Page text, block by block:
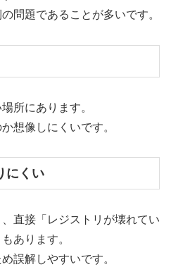
問題であることが多いです。
所にあります。
想像しにくいです。
にくい
直接「レジストリが壊れてい
あります。
誤解しやすいです。